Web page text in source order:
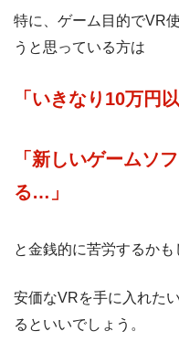
特に、ゲーム目的でVR
うと思っている方は
「いきなり10万円
「新しいゲームソ
る…」
と金銭的に苦労するかも
安価なVRを手に入れた
るといいでしょう。